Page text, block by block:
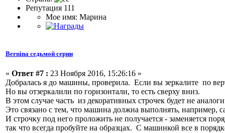
Репутация 111
Мое имя: Марина
Bernina седьмой серии
« Ответ #7 : 23 Ноября 2016, 15:26:16 »
Добралась я до машины, проверила. Если вы зеркалите по
Но вы отзеркалили по горизонтали, то есть сверху вниз.
В этом случае часть из декоративных строчек будет не
Это связано с тем, что машина должна выполнять, например,
И строчку под него проложить не получается - заменяется
так что всегда пробуйте на образцах. С машинкой все в